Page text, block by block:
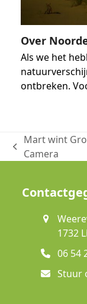
Over
Als we het
ontbreken.
previous
Mart wint
Camera
1732
06 54
Stuur